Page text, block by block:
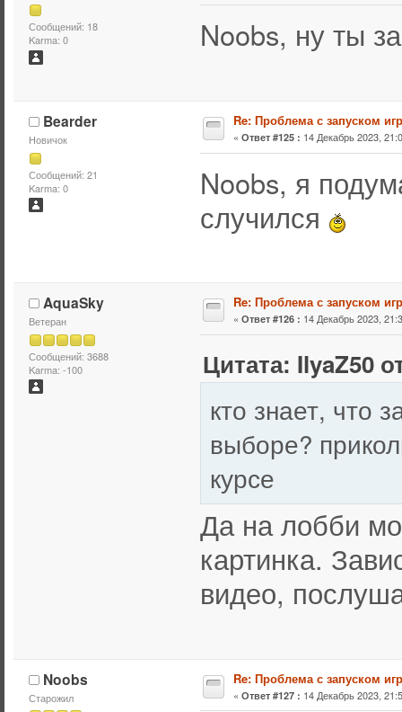
Сообщений: 18
Karma: 0
Noobs, ну ты
Bearder
Новичок
Сообщений: 21
Karma: 0
Re: Проблема с запуском
« Ответ #125 : 14 Декабрь 2023,
Noobs, я
случился
AquaSky
Ветеран
Сообщений: 3688
Karma: -100
Re: Проблема с запуском
« Ответ #126 : 14 Декабрь 2023,
Цитата: IlyaZ50
кто знает, что
выборе?
курсе
Да на лобби
картинка.
видео,
Noobs
Старожил
Re: Проблема с запуском
« Ответ #127 : 14 Декабрь 2023,